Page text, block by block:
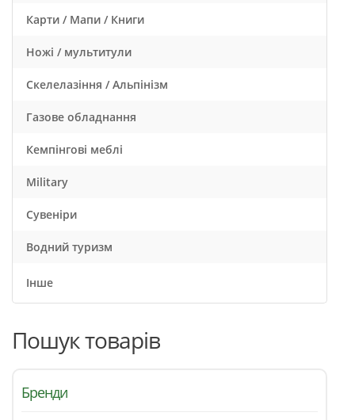
Карти / Мапи / Книги
Ножі / мультитули
Скелелазіння / Альпінізм
Газове обладнання
Кемпінгові меблі
Military
Сувеніри
Водний туризм
Інше
Пошук товарів
Бренди